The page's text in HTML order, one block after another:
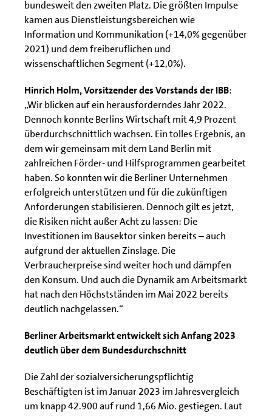
bundesweit den zweiten Platz. Die größten Impulse
kamen aus Dienstleistungsbereichen wie
Information und Kommunikation (+14,0% gegenüber
2021) und dem freiberuflichen und
wissenschaftlichen Segment (+12,0%).
Hinrich Holm, Vorsitzender des Vorstands der IBB:
„Wir blicken auf ein herausforderndes Jahr 2022.
Dennoch konnte Berlins Wirtschaft mit 4,9 Prozent
überdurchschnittlich wachsen. Ein tolles Ergebnis, an
dem wir gemeinsam mit dem Land Berlin mit
zahlreichen Förder- und Hilfsprogrammen gearbeitet
haben. So konnten wir die Berliner Unternehmen
erfolgreich unterstützen und für die zukünftigen
Anforderungen stabilisieren. Dennoch gilt es jetzt,
die Risiken nicht außer Acht zu lassen: Die
Investitionen im Bausektor sinken bereits – auch
aufgrund der aktuellen Zinslage. Die
Verbraucherpreise sind weiter hoch und dämpfen
den Konsum. Und auch die Dynamik am Arbeitsmarkt
hat nach den Höchstständen im Mai 2022 bereits
deutlich nachgelassen.“
Berliner Arbeitsmarkt entwickelt sich Anfang 2023
deutlich über dem Bundesdurchschnitt
Die Zahl der sozialversicherungspflichtig
Beschäftigten ist im Januar 2023 im Jahresvergleich
um knapp 42.900 auf rund 1,66 Mio. gestiegen. Laut